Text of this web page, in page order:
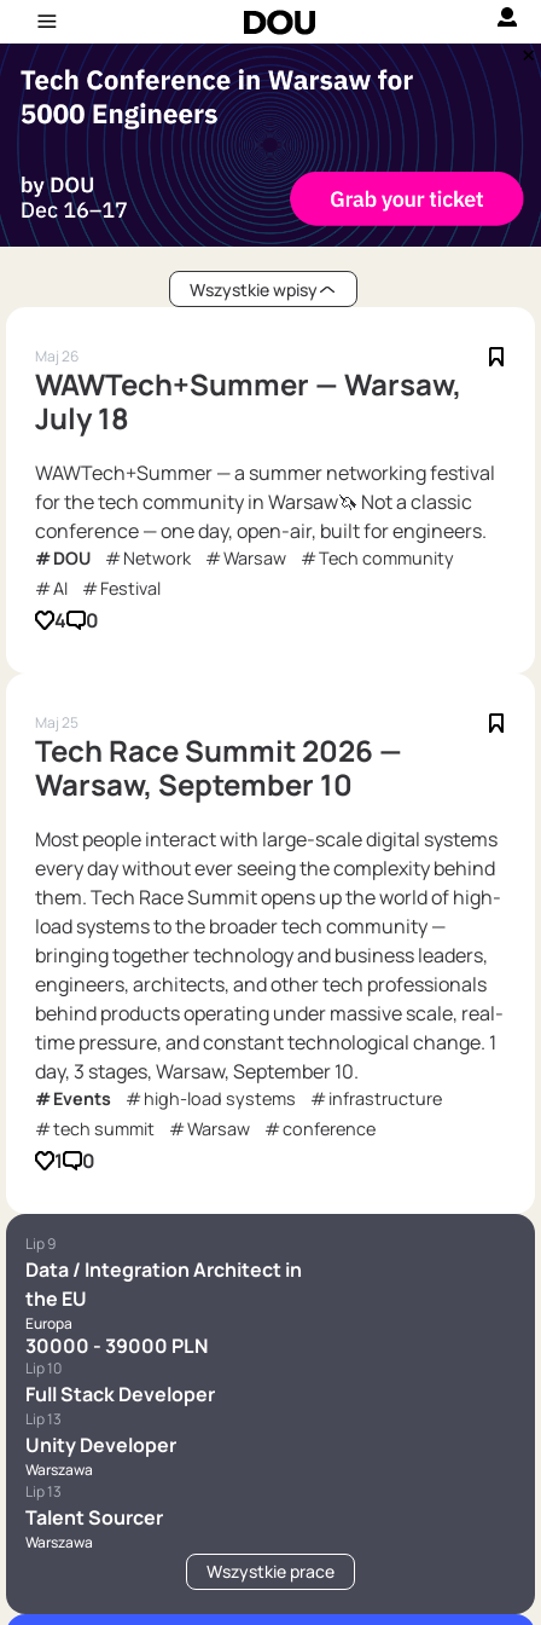
Wszystkie wpisy
Maj 26
WAWTech+Summer — Warsaw,
July 18
WAWTech+Summer — a summer networking festival
for the tech community in Warsaw🦄 Not a classic
conference — one day, open-air, built for engineers.
DOU Network Warsaw
Tech community
AI
Festival
4 0
Maj 25
Tech Race Summit 2026 —
Warsaw, September 10
Most people interact with large-scale digital systems
every day without ever seeing the complexity behind
them. Tech Race Summit opens up the world of high-
load systems to the broader tech community —
bringing together technology and business leaders,
engineers, architects, and other tech professionals
behind products operating under massive scale, real-
time pressure, and constant technological change. 1
day, 3 stages, Warsaw, September 10.
Events high-load systems
infrastructure
tech summit
Warsaw conference
1 0
Lip 9
Data / Integration Architect in
the EU
Europa
30000 - 39000 PLN
Lip 10
Full Stack Developer
Lip 13
Unity Developer
Warszawa
Lip 13
Talent Sourcer
Warszawa
Wszystkie prace